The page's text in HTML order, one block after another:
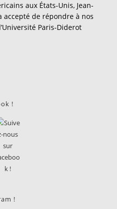
aux États-Unis, Jean-
accepté de répondre à nos
Paris-Diderot
!
!